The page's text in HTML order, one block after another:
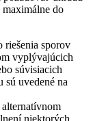
maximálne do
riešenia sporov
vyplývajúcich
súvisiacich
uvedené na
niektorých